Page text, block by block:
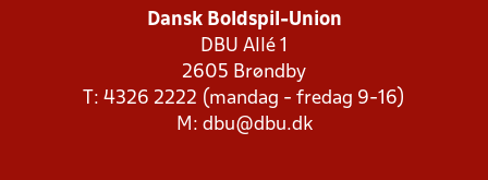
Dansk Boldspil-Union
DBU Allé 1
2605 Brøndby
T: 4326 2222 (mandag - fredag 9-16)
M: dbu@dbu.dk